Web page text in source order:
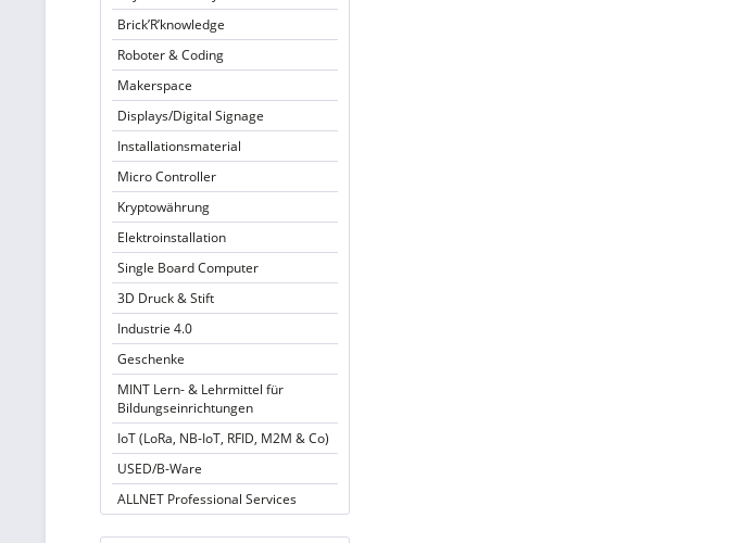
Brick’R’knowledge
Roboter & Coding
Makerspace
Displays/Digital Signage
Installationsmaterial
Micro Controller
Kryptowährung
Elektroinstallation
Single Board Computer
3D Druck & Stift
Industrie 4.0
Geschenke
MINT Lern- & Lehrmittel für
Bildungseinrichtungen
IoT (LoRa, NB-IoT, RFID, M2M & Co)
USED/B-Ware
ALLNET Professional Services